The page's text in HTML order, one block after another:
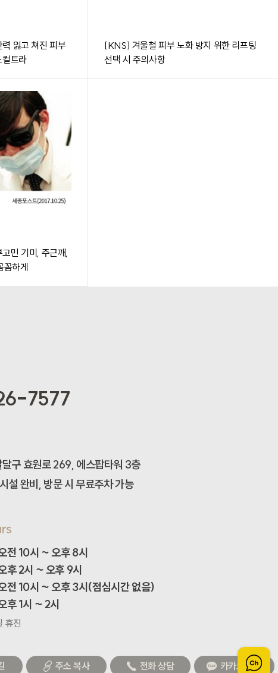
잃고 쳐진 피부
컬트라
[KNS] 겨울철 피부 노화 방지 위한 리프팅
선택 시 주의사항
민 기미, 주근깨,
하게
7577
구 효원로 269, 에스팝타워 3층
설 완비, 방문 시 무료주차 가능
전 10시 ~ 오후 8시
후 2시 ~ 오후 9시
전 10시 ~ 오후 3시(점심시간 없음)
후 1시 ~ 2시
휴진
주소 복사 전화 상담 카카오 상담